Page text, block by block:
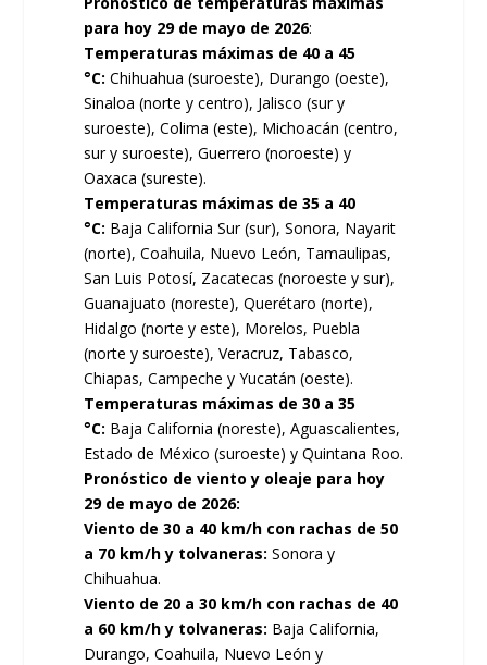
para hoy 29 de mayo de 2026:
Temperaturas máximas de 40 a 45
°C: Chihuahua (suroeste), Durango (oeste),
Sinaloa (norte y centro), Jalisco (sur y
suroeste), Colima (este), Michoacán (centro,
sur y suroeste), Guerrero (noroeste) y
Oaxaca (sureste).
Temperaturas máximas de 35 a 40
°C: Baja California Sur (sur), Sonora, Nayarit
(norte), Coahuila, Nuevo León, Tamaulipas,
San Luis Potosí, Zacatecas (noroeste y sur),
Guanajuato (noreste), Querétaro (norte),
Hidalgo (norte y este), Morelos, Puebla
(norte y suroeste), Veracruz, Tabasco,
Chiapas, Campeche y Yucatán (oeste).
Temperaturas máximas de 30 a 35
°C: Baja California (noreste), Aguascalientes,
Estado de México (suroeste) y Quintana Roo.
Pronóstico de viento y oleaje para hoy
29 de mayo de 2026:
Viento de 30 a 40 km/h con rachas de 50
a 70 km/h y tolvaneras: Sonora y
Chihuahua.
Viento de 20 a 30 km/h con rachas de 40
a 60 km/h y tolvaneras: Baja California,
Durango, Coahuila, Nuevo León y